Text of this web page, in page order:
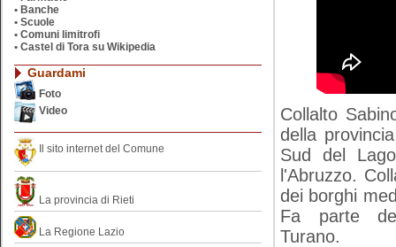
• Banche
• Scuole
• Comuni limitrofi
• Castel di Tora su Wikipedia
Guardami
Foto
Video
Il sito internet del Comune
La provincia di Rieti
La Regione Lazio
Collalto
della
Sud del
l'Abruzzo.
dei borghi
Fa parte
Turano.